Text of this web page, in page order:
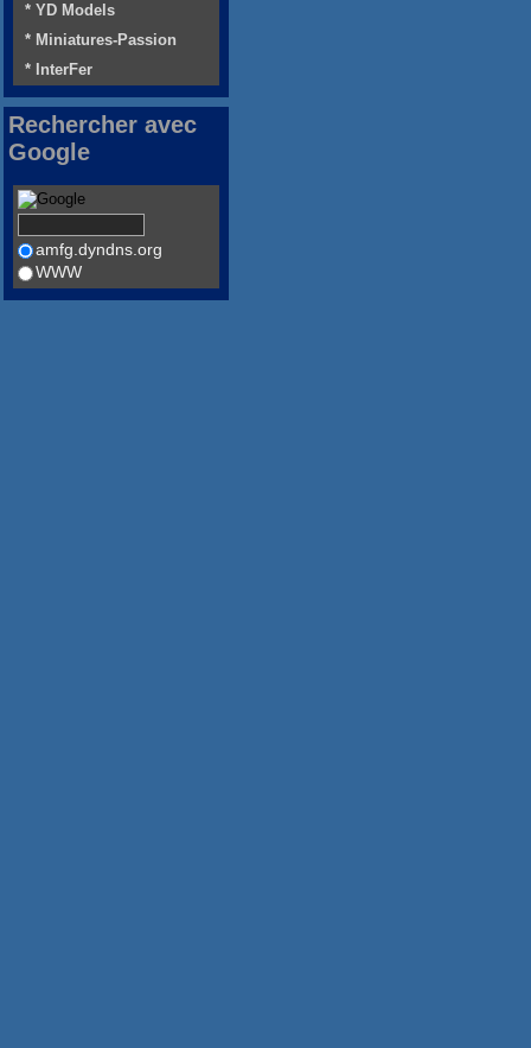
* YD Models
* Miniatures-Passion
* InterFer
Rechercher avec
Google
amfg.dyndns.org
WWW